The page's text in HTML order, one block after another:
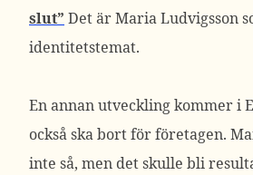
slut” Det är Maria Ludvigsson
identitetstemat.
En annan utveckling kommer i
också ska bort för företagen.
inte så, men det skulle bli